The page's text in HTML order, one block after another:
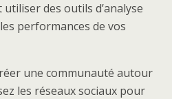
des outils d’analyse
performances de vos
une communauté autour
les réseaux sociaux pour